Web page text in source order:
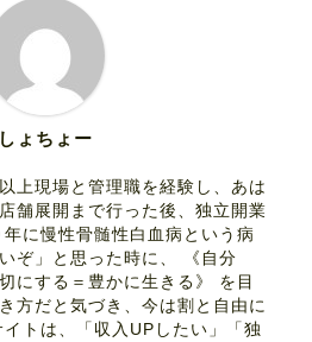
しょちょー
上現場と管理職を経験し、あは
舗展開まで行った後、独立開業
に慢性骨髄性白血病という病
ぞ」と思った時に、 《自分
にする＝豊かに生きる》 を目
方だと気づき、今は割と自由に
トは、「収入UPしたい」「独